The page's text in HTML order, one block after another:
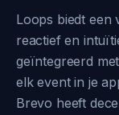
Loops biedt een
reactief en
geïntegreerd
elk event in je
Brevo heeft